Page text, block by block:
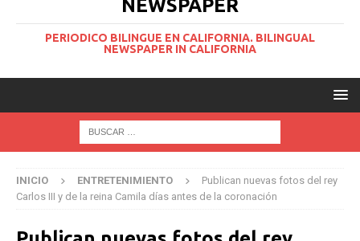
NEWSPAPER
PERIODICO BILINGUE EN CALIFORNIA. BILINGUAL
NEWSPAPER IN CALIFORNIA
INICIO ENTRETENIMIENTO
Publican nuevas fotos del rey
Carlos III y de la reina Camila días antes de la coronación